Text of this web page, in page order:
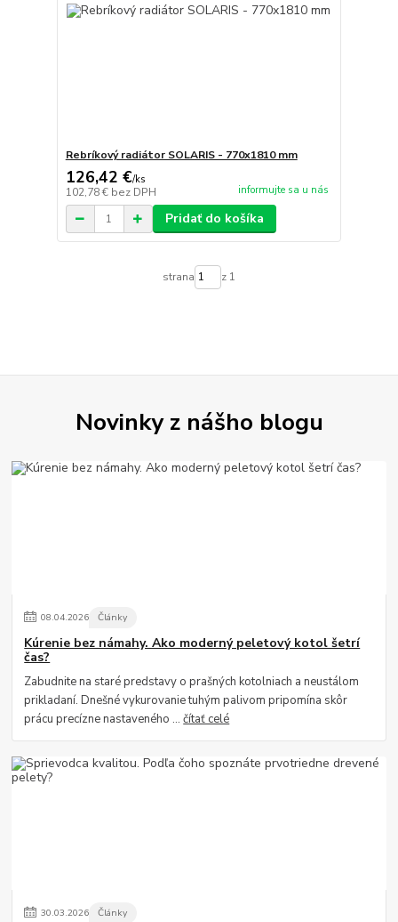
Rebríkový radiátor SOLARIS - 770x1810 mm
126,42 €/ks
102,78 € bez DPH informujte sa u nás
Pridať do košíka
strana z 1
Novinky z nášho blogu
08.04.2026 Články
Kúrenie bez námahy. Ako moderný peletový kotol šetrí
čas?
Zabudnite na staré predstavy o prašných kotolniach a neustálom
prikladaní. Dnešné vykurovanie tuhým palivom pripomína skôr
prácu precízne nastaveného ...čítať celé
30.03.2026 Články